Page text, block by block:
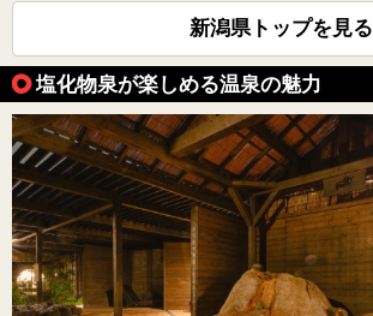
新潟県トップを見る
塩化物泉が楽しめる温泉の魅力